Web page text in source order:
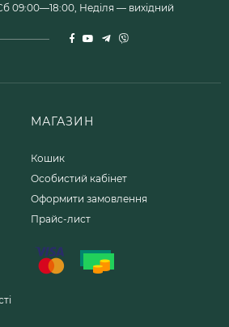
09:00—18:00, Неділя — вихідний
МАГАЗИН
Кошик
Особистий кабінет
Оформити замовлення
Прайс-лист